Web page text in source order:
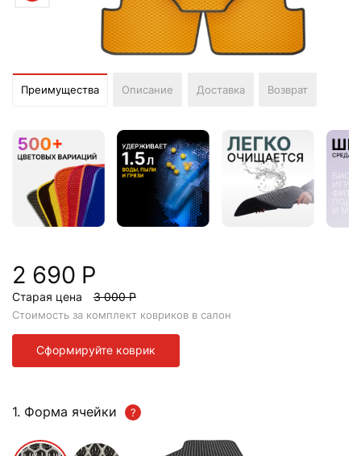
Преимущества Описание Доставка Возврат
2 690 Р
Старая цена 3 000 Р
Стоимость за комплект ковриков в салон
Сформируйте коврик
1. Форма ячейки